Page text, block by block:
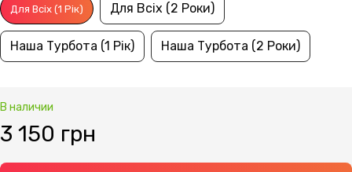
Для Всіх (1 Рік) Для Всіх (2 Роки)
Наша Турбота (1 Рік) Наша Турбота (2 Роки)
В наличии
3 150 грн